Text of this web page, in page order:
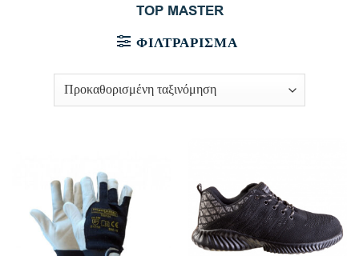
TOP MASTER
ΦΙΛΤΡΆΡΙΣΜΑ